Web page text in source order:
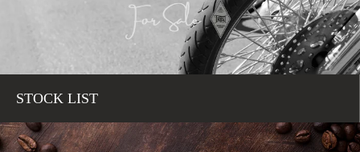
STOCK LIST